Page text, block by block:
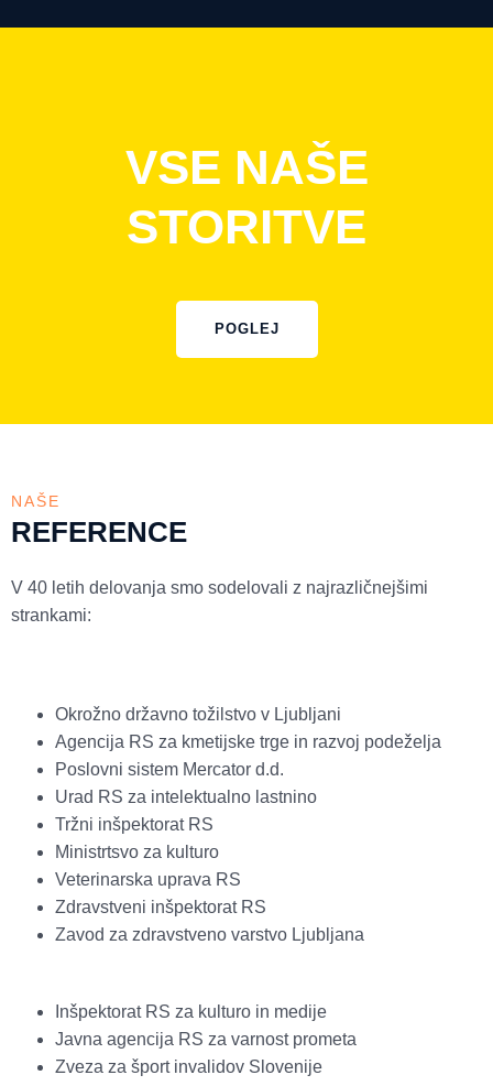
VSE NAŠE
STORITVE
POGLEJ
NAŠE
REFERENCE
V 40 letih delovanja smo sodelovali z najrazličnejšimi
strankami:
Okrožno državno tožilstvo v Ljubljani
Agencija RS za kmetijske trge in razvoj podeželja
Poslovni sistem Mercator d.d.
Urad RS za intelektualno lastnino
Tržni inšpektorat RS
Ministrtsvo za kulturo
Veterinarska uprava RS
Zdravstveni inšpektorat RS
Zavod za zdravstveno varstvo Ljubljana
Inšpektorat RS za kulturo in medije
Javna agencija RS za varnost prometa
Zveza za šport invalidov Slovenije